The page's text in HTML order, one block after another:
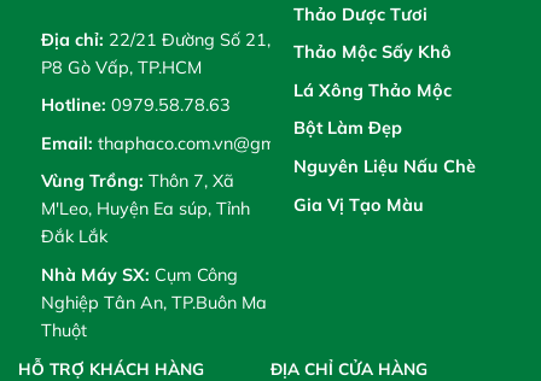
Địa chỉ: 22/21 Đường Số 21,
P8 Gò Vấp, TP.HCM
Hotline: 0979.58.78.63
Email: thaphaco.com.vn@gmail.com
Vùng Trồng: Thôn 7, Xã
M'Leo, Huyện Ea súp, Tỉnh
Đắk Lắk
Nhà Máy SX: Cụm Công
Nghiệp Tân An, TP.Buôn Ma
Thuột
Thảo Dược Tươi
Thảo Mộc Sấy Khô
Lá Xông Thảo Mộc
Bột Làm Đẹp
Nguyên Liệu Nấu Chè
Gia Vị Tạo Màu
HỖ TRỢ KHÁCH HÀNG ĐỊA CHỈ CỬA HÀNG